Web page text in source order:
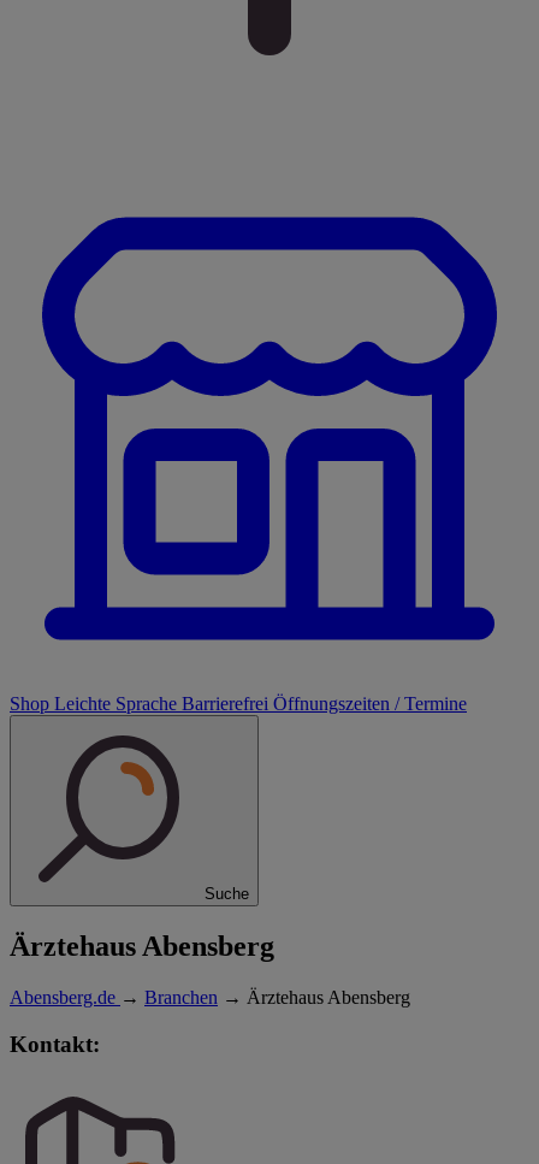
Shop Leichte Sprache Barrierefrei Öffnungszeiten / Termine
Suche
Ärztehaus Abensberg
Abensberg.de → Branchen → Ärztehaus Abensberg
Kontakt: